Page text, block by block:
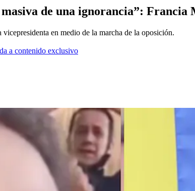
de una ignorancia”:
en medio de la marcha de la oposición.
a contenido exclusivo